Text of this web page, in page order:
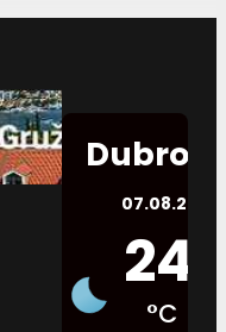
07.08.2026.
24
°C